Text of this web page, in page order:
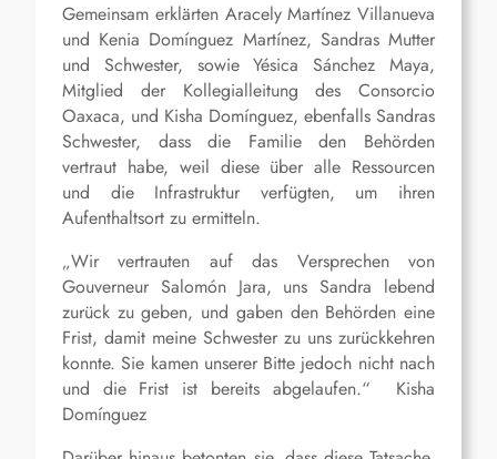
Gemeinsam erklärten Aracely Martínez Villanueva
und Kenia Domínguez Martínez, Sandras Mutter
und Schwester, sowie Yésica Sánchez Maya,
Mitglied der Kollegialleitung des Consorcio
Oaxaca, und Kisha Domínguez, ebenfalls Sandras
Schwester, dass die Familie den Behörden
vertraut habe, weil diese über alle Ressourcen
und die Infrastruktur verfügten, um ihren
Aufenthaltsort zu ermitteln.
„Wir vertrauten auf das Versprechen von
Gouverneur Salomón Jara, uns Sandra lebend
zurück zu geben, und gaben den Behörden eine
Frist, damit meine Schwester zu uns zurückkehren
konnte. Sie kamen unserer Bitte jedoch nicht nach
und die Frist ist bereits abgelaufen.“ Kisha
Domínguez